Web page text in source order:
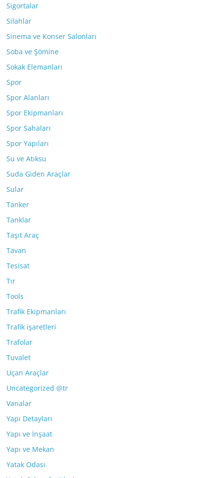
Sigortalar
Silahlar
Sinema ve Konser Salonları
Soba ve Şömine
Sokak Elemanları
Spor
Spor Alanları
Spor Ekipmanları
Spor Sahaları
Spor Yapıları
Su ve Atıksu
Suda Giden Araçlar
Sular
Tanker
Tanklar
Taşıt Araç
Tavan
Tesisat
Tır
Tools
Trafik Ekipmanları
Trafik işaretleri
Trafolar
Tuvalet
Uçan Araçlar
Uncategorized @tr
Vanalar
Yapı Detayları
Yapı ve İnşaat
Yapı ve Mekan
Yatak Odası